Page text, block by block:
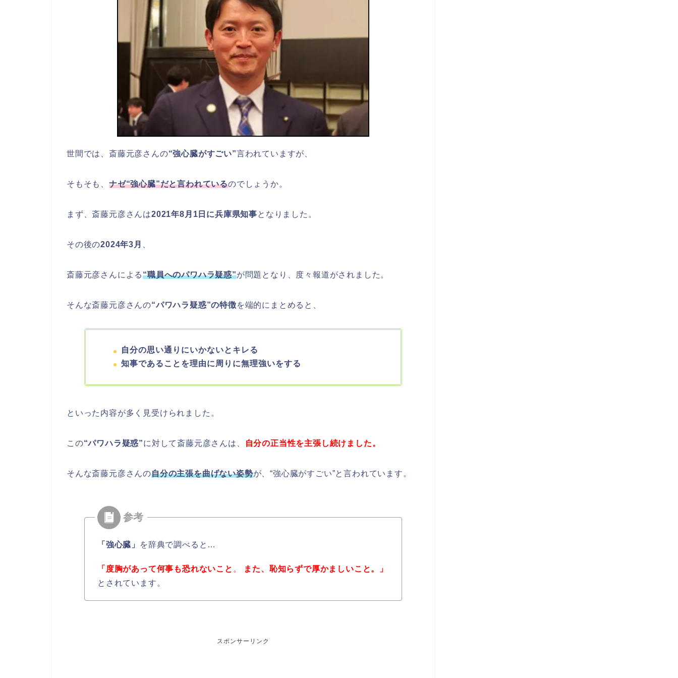
世間では、斎藤元彦さんの“強心臓がすごい”言われていますが、
そもそも、 ナゼ“強心臓”だと言われているのでしょうか。
まず、斎藤元彦さんは2021年8月1日に兵庫県知事となりました。
その後の2024年3月
斎藤元彦さんによる“職員へのパワハラ疑惑”が問題となり、度々報道がされました。
そんな斎藤元彦さんの“パワハラ疑惑”の特徴を端的にまとめると、
自分の思い通りにいかないとキレる
知事であることを理由に周りに無理強いをする
といった内容が多く見受けられました。
この“パワハラ疑惑”に対して斎藤元彦さんは、 自分の正当性を主張し続けました。
そんな斎藤元彦さんの自分の主張を曲げない姿勢が、“強心臓がすごい”と言われています。
「強心臓」 を辞典で調べると…
「度胸があって何事も恐れないこと 。
また、恥知らずで厚かましいこと。」
とされています。
スポンサーリンク